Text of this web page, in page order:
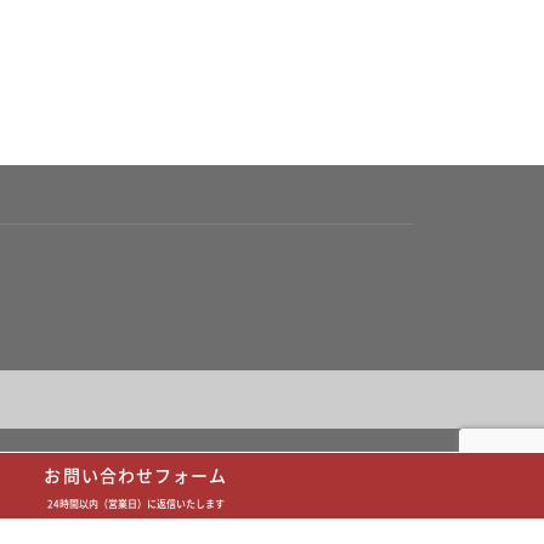
お問い合わせフォーム
24時間以内（営業日）に返信いたします